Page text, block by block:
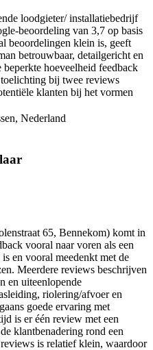
loodgieter/ installatiebedrijf
beoordeling van 3,7 op basis
beoordelingen klein is, geeft
betrouwbaar, detailgericht en
hoeveelheid feedback
bij twee reviews
klanten bij het vormen
Nederland
65, Bennekom) komt in
vooral naar voren als een
en vooral meedenkt met de
Meerdere reviews beschrijven
en uiteenlopende
riolering/afvoer en
goede ervaring met
is er één review met een
klantbenadering rond een
is relatief klein, waardoor